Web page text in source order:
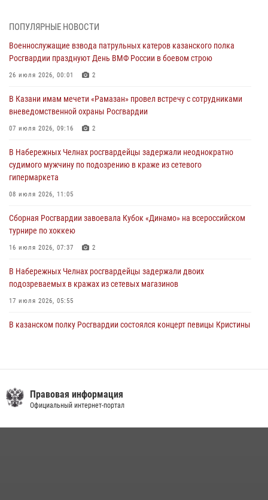
Татарстанские росгвардейцы завоевали «бронзу» в окружном этапе
24 июля 2026, 15:05 4
В казанском полку Росгвардии состоялся концерт певицы Кристины
В Нижнекамске сотрудники Росгвардии задержали подозреваемого
23 июля 2026, 06:47
В Казани Росгвардия приняла участие в обеспечении безопасности
крестного хода и освящения храма
ПОПУЛЯРНЫЕ НОВОСТИ
Военнослужащие взвода патрульных катеров казанского полка
Росгвардии празднуют День ВМФ России в боевом строю
26 июля 2026, 00:01 2
В Казани имам мечети «Рамазан» провел встречу с сотрудниками
вневедомственной охраны Росгвардии
07 июля 2026, 09:16 2
В Набережных Челнах росгвардейцы задержали неоднократно
судимого мужчину по подозрению в краже из сетевого
гипермаркета
08 июля 2026, 11:05
Сборная Росгвардии завоевала Кубок «Динамо» на всероссийском
турнире по хоккею
16 июля 2026, 07:37 2
В Набережных Челнах росгвардейцы задержали двоих
подозреваемых в кражах из сетевых магазинов
17 июля 2026, 05:55
В казанском полку Росгвардии состоялся концерт певицы Кристины
секретами своего семейного счастья
08 июля 2026, 07:48 4
Правовая информация
Официальный интернет-портал